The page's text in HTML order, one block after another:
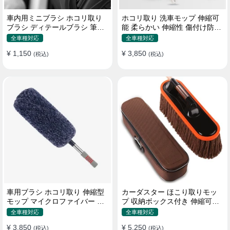
車内用ミニブラシ ホコリ取り
ブラシ ディテールブラシ 筆タ
イプ 車 エアコン吹き出し口
全車種対応
¥ 1,150 (税込)
ホコリ取り 洗車モップ 伸縮可
能 柔らかい 伸縮性 傷付け防止
軽量・コンパクト
全車種対応
¥ 3,850 (税込)
車用ブラシ ホコリ取り 伸縮型
モップ マイクロファイバー 洗
車道具 軽量・コンパクト
全車種対応
¥ 3,850 (税込)
カーダスター ほこり取りモッ
プ 収納ボックス付き 伸縮可能
ワックスブラシ 洗車ブラシ
全車種対応
¥ 5,250 (税込)